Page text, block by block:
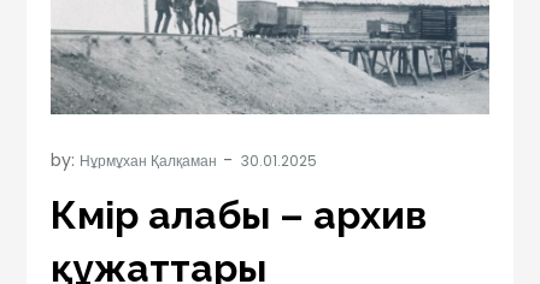
by: Нұрмұхан Қалқаман
Көмір алабы – архив
құжаттары